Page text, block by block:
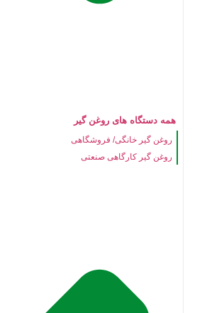
همه دستگاه های روغن گیر
روغن گیر خانگی/ فروشگاهی
روغن گیر کارگاهی صنعتی